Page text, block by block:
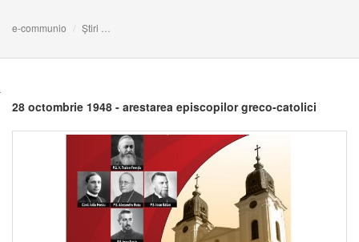
e-communio Știri
28 octombrie 1948 - arestarea episcopilor greco-catolici